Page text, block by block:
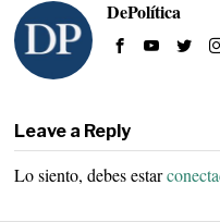
DePolítica
Leave a Reply
Lo siento, debes estar